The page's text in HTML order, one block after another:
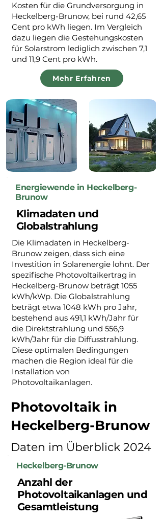
Kosten für die Grundversorgung in
Heckelberg-Brunow, bei rund 42,65
Cent pro kWh liegen. Im Vergleich
dazu liegen die Gestehungskosten
für Solarstrom lediglich zwischen 7,1
und 11,9 Cent pro kWh.
Mehr Erfahren
Energiewende in Heckelberg-
Brunow
Klimadaten und
Globalstrahlung
Die Klimadaten in Heckelberg-
Brunow zeigen, dass sich eine
Investition in Solarenergie lohnt. Der
spezifische Photovoltaikertrag in
Heckelberg-Brunow beträgt 1055
kWh/kWp. Die Globalstrahlung
beträgt etwa 1048 kWh pro Jahr,
bestehend aus 491,1 kWh/Jahr für
die Direktstrahlung und 556,9
kWh/Jahr für die Diffusstrahlung.
Diese optimalen Bedingungen
machen die Region ideal für die
Installation von
Photovoltaikanlagen.
Photovoltaik in
Heckelberg-Brunow
Daten im Überblick 2024
Heckelberg-Brunow
Anzahl der
Photovoltaikanlagen und
Gesamtleistung